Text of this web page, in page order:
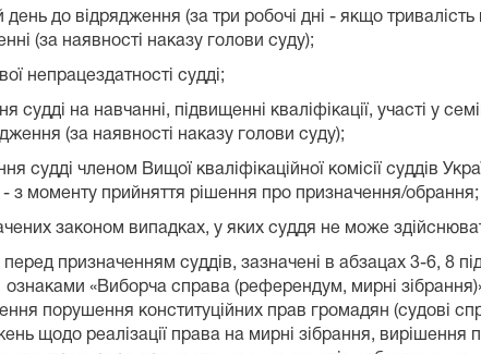
до відрядження (за три робочі дні - якщо
(за наявності наказу голови суду);
непрацездатності судді;
судді на навчанні, підвищенні кваліфікації, участі у
(за наявності наказу голови суду);
судді членом Вищої кваліфікаційної комісії суддів
- з моменту прийняття рішення про призначення/обрання;
законом випадках, у яких суддя не може
призначенням суддів, зазначені в абзацах 3-6, 8
«Виборча справа (референдум, мирні
порушення конституційних прав громадян (судові
щодо реалізації права на мирні зібрання, вирішення